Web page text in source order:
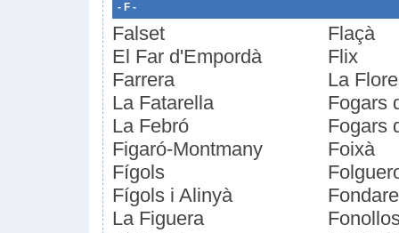
- F -
Falset
El Far d'Empordà
Farrera
La Fatarella
La Febró
Figaró-Montmany
Fígols
Fígols i Alinyà
La Figuera
Flaçà
Flix
La
Fogars
Fogars
Foixà